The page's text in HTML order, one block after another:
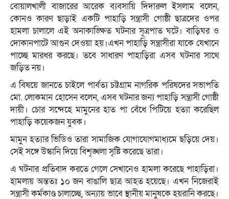
বোয়ালখালী বাজারের আরেক ব্যবসায়ি দিদারুল ইসলাম বলেন,
কোনও কারণ ছাড়াই একটি পাহাড়ি সন্ত্রাসী গোষ্ঠী ছাত্রদের ওপর
হামলা চালালে এই অনাকাঙ্ক্ষিত ঘটনার সূত্রপাত ঘটে। বাড়িঘর ও
দোকানপাটে আগুন দেওয়া হয়।এখন পাহাড়ি সন্ত্রাসীরা যাকে যেখানে
পাচ্ছে মারধর করছে। তবে সাধারণ পাহাড়িরা এসব ঘটনার সাথে
জড়িত নয়।
এ বিষয়ে জানতে চাইলে পার্বত্য চট্টগ্রাম নাগরিক পরিষদের সভাপতি
মো. লোকমান হোসেন বলেন, এসব ঘটনার জন্য পাহাড়ি সন্ত্রাসী গোষ্ঠী
দায়ী। চোর সন্দেহে মামুনের হাত পা বেঁধে পিটিয়ে হত্যা করেছিল
পাহাড়ি কয়েকজন যুবক।
মামুন হত্যার ভিডিও তারা সামাজিক যোগাযোগমাধ্যমে ছড়িয়ে দেয়।
সেই সঙ্গে উস্কানি দিয়ে বিশৃঙ্খলা সৃষ্টি করেছে তারা।
এ ঘটনার প্রতিবাদ করতে গেলে সেখানেও হামলা করেছে পাহাড়িরা।
হামলায় অন্ততঃ ১০ জন বাঙালি ছাত্র আহত হয়েছে। এখন নিজেরাই
সন্ত্রাসী কর্মকাণ্ড চালাচ্ছে, অন্যায় ভাবে স্থানীয় মানুষকে হয়রানি করছে।